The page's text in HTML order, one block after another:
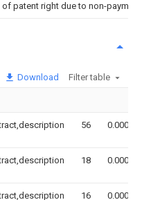
of patent right due to non-
Download Filter table
56 0.000
18 0.000
16 0.000